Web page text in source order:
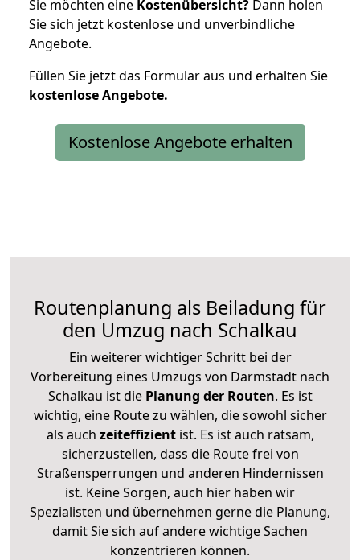
Sie möchten eine Kostenübersicht? Dann holen
Sie sich jetzt kostenlose und unverbindliche
Angebote.
Füllen Sie jetzt das Formular aus und erhalten Sie
kostenloseAngebote.
Kostenlose Angebote erhalten
Routenplanung als Beiladung für
den Umzug nach Schalkau
Ein weiterer wichtiger Schritt bei der
Vorbereitung eines Umzugs von Darmstadt nach
Schalkau ist diePlanung der Routen. Es ist
wichtig, eine Route zu wählen, die sowohl sicher
als auch zeiteffizientist. Es ist auch ratsam,
sicherzustellen, dass die Route frei von
Straßensperrungen und anderen Hindernissen
ist. Keine Sorgen, auch hier haben wir
Spezialisten und übernehmen gerne die Planung,
damit Sie sich auf andere wichtige Sachen
konzentrieren können.